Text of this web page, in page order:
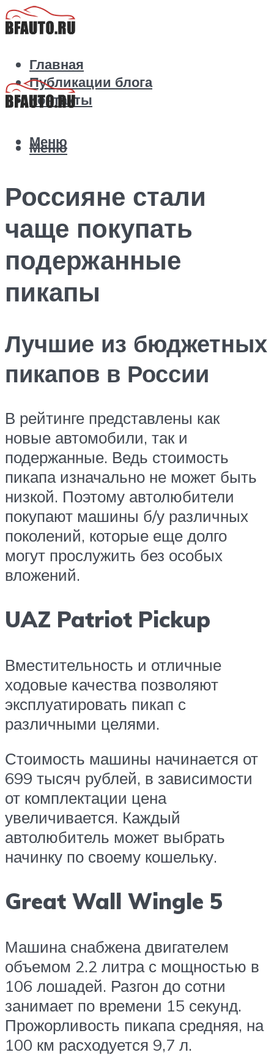
Главная
Публикации блога
Контакты
Меню
Меню
Россияне стали
чаще покупать
подержанные
пикапы
Лучшие из бюджетных
пикапов в России
В рейтинге представлены как
новые автомобили, так и
подержанные. Ведь стоимость
пикапа изначально не может быть
низкой. Поэтому автолюбители
покупают машины б/у различных
поколений, которые еще долго
могут прослужить без особых
вложений.
UAZ Patriot Pickup
Вместительность и отличные
ходовые качества позволяют
эксплуатировать пикап с
различными целями.
Стоимость машины начинается от
699 тысяч рублей, в зависимости
от комплектации цена
увеличивается. Каждый
автолюбитель может выбрать
начинку по своему кошельку.
Great Wall Wingle 5
Машина снабжена двигателем
объемом 2.2 литра с мощностью в
106 лошадей. Разгон до сотни
занимает по времени 15 секунд.
Прожорливость пикапа средняя, на
100 км расходуется 9,7 л.